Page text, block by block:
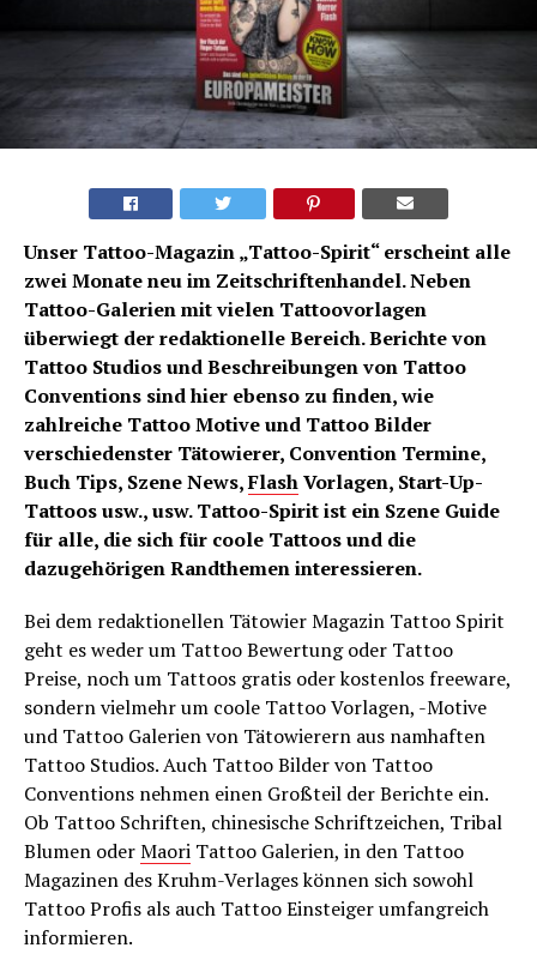
Unser Tattoo-Magazin „Tattoo-Spirit“ erscheint alle
zwei Monate neu im Zeitschriftenhandel. Neben
Tattoo-Galerien mit vielen Tattoovorlagen
überwiegt der redaktionelle Bereich. Berichte von
Tattoo Studios und Beschreibungen von Tattoo
Conventions sind hier ebenso zu finden, wie
zahlreiche Tattoo Motive und Tattoo Bilder
verschiedenster Tätowierer, Convention Termine,
Buch Tips, Szene News,FlashVorlagen, Start-Up-
Tattoos usw., usw. Tattoo-Spirit ist ein Szene Guide
für alle, die sich für coole Tattoos und die
dazugehörigen Randthemen interessieren.
Bei dem redaktionellen Tätowier Magazin Tattoo Spirit
geht es weder um Tattoo Bewertung oder Tattoo
Preise, noch um Tattoos gratis oder kostenlos freeware,
sondern vielmehr um coole Tattoo Vorlagen, -Motive
und Tattoo Galerien von Tätowierern aus namhaften
Tattoo Studios. Auch Tattoo Bilder von Tattoo
Conventions nehmen einen Großteil der Berichte ein.
Ob Tattoo Schriften, chinesische Schriftzeichen, Tribal
Blumen oderMaori Tattoo Galerien, in den Tattoo
Magazinen des Kruhm-Verlages können sich sowohl
Tattoo Profis als auch Tattoo Einsteiger umfangreich
informieren.